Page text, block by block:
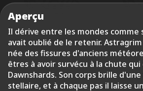
Aperçu
Il dérive entre les mondes comme
avait oublié de le retenir.
née des fissures d'anciens
êtres à avoir survécu à la chute qui
Dawnshards. Son corps brille
stellaire, et à chaque pas il laisse